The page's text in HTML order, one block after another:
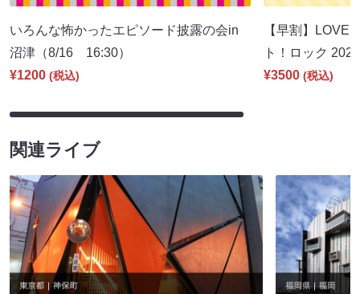
いろんな怖かったエピソード披露の会in
沼津（8/16 16:30）
¥1200 (税込)
【早割】LOVE
ト！ロック
¥3500 (税込)
関連ライブ